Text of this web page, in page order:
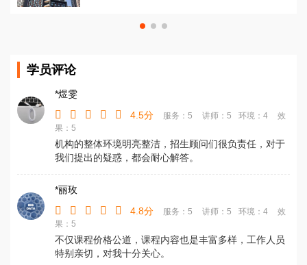
学员评论
*煜雯
4.5分
服务：5 讲师：5 环境：4
效
果：5
机构的整体环境明亮整洁，招生顾问们很负责任，对于
我们提出的疑惑，都会耐心解答。
*丽玫
4.8分
服务：5 讲师：5 环境：4
效
果：5
不仅课程价格公道，课程内容也是丰富多样，工作人员
特别亲切，对我十分关心。